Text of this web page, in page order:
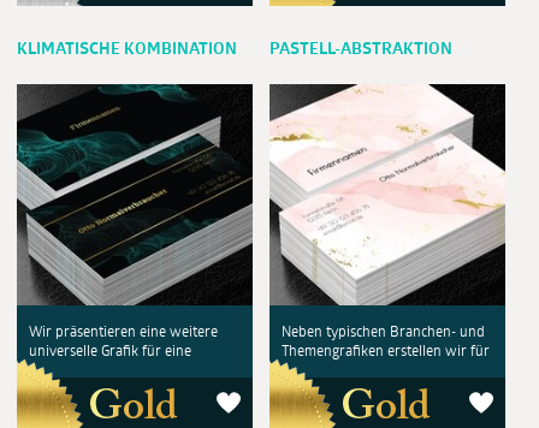
KLIMATISCHE KOMBINATION
Wir präsentieren eine weitere
universelle Grafik für eine
PASTELL-ABSTRAKTION
Neben typischen Branchen- und
Themengrafiken erstellen wir für